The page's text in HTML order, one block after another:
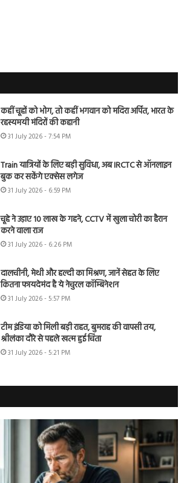
कहीं चूहों को भोग, तो कहीं भगवान को मदिरा अर्पित, भारत के
रहस्यमयी मंदिरों की कहानी
31 July 2026 - 7:54 PM
Train यात्रियों के लिए बड़ी सुविधा, अब IRCTC से ऑनलाइन
बुक कर सकेंगे एक्सेस लगेज
31 July 2026 - 6:59 PM
चूहे ने उड़ाए 10 लाख के गहने, CCTV में खुला चोरी का हैरान
करने वाला राज
31 July 2026 - 6:26 PM
दालचीनी, मेथी और हल्दी का मिश्रण, जानें सेहत के लिए
कितना फायदेमंद है ये नेचुरल कॉम्बिनेशन
31 July 2026 - 5:57 PM
टीम इंडिया को मिली बड़ी राहत, बुमराह की वापसी तय,
श्रीलंका दौरे से पहले खत्म हुई चिंता
31 July 2026 - 5:21 PM